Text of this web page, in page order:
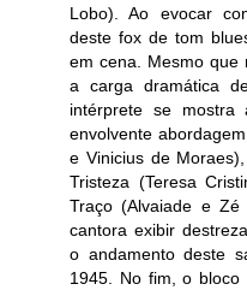
Lobo). Ao evocar
deste fox de tom
em cena. Mesmo que
a carga dramática
intérprete se
envolvente
e Vinicius de
Tristeza (Teresa
Traço (Alvaiade e
cantora exibir
o andamento deste
1945. No fim, o bloco